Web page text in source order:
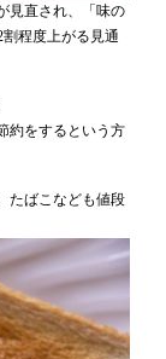
見直され、「味の
程度上がる見通
約をするという方
たばこなども値段